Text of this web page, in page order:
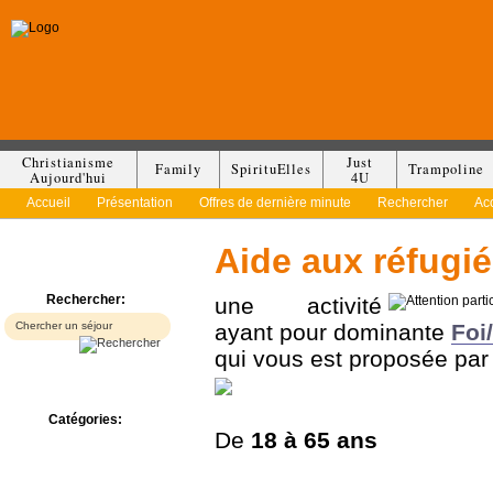
Christianisme
Aujourd'hui
Family SpirituElles
Just
4U
Trampoline
Accueil Présentation Offres de dernière minute Rechercher
Rechercher:
Catégories:
Aide aux
une activité
ayant pour dominante
qui vous est proposée
De 18 à 65 ans